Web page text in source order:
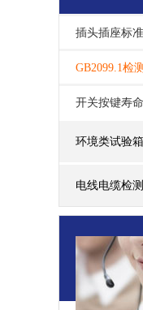
插头插座标
GB2099.1检
开关按键寿
环境类试验箱
电线电缆检